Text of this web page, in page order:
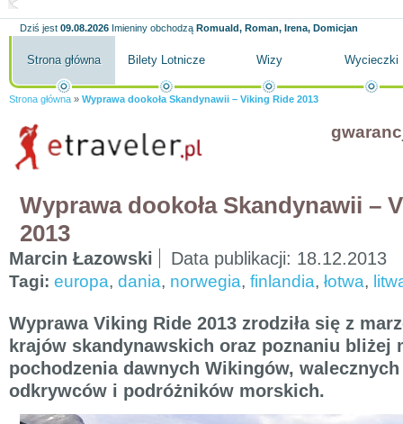
Dziś jest 09.08.2026 Imieniny obchodzą Romuald, Roman, Irena, Domicjan
Strona główna Bilety Lotnicze Wizy Wycieczki
Strona główna » Wyprawa dookoła Skandynawii – Viking Ride 2013
Wyprawa dookoła Skandynawii –
2013
Marcin Łazowski Data publikacji: 18.12.2013
Tagi: europa, dania, norwegia, finlandia, łotwa,
Wyprawa Viking Ride 2013 zrodziła się z
krajów skandynawskich oraz poznaniu bliżej
pochodzenia dawnych Wikingów, walecznych
odkrywców i podróżników morskich.